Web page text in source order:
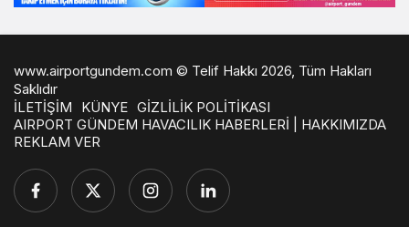
www.airportgundem.com © Telif Hakkı 2026, Tüm Hakları
Saklıdır
İLETİŞİM
KÜNYE GİZLİLİK POLİTİKASI
AIRPORT GÜNDEM HAVACILIK HABERLERİ | HAKKIMIZDA
REKLAM VER